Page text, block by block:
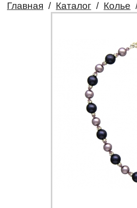
Главная / Каталог / Колье